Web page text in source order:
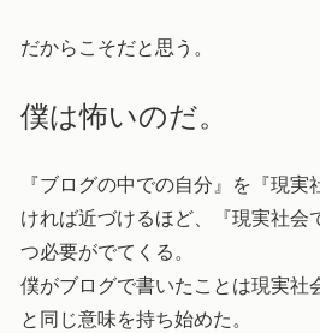
だからこそだと思う。
僕は怖いのだ。
『ブログの中での自分』を『現
ければ近づけるほど、『現実社会
つ必要がでてくる。
僕がブログで書いたことは現実社
と同じ意味を持ち始めた。